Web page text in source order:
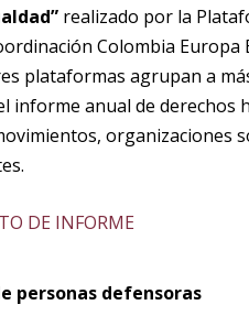
realizado por la
Colombia Europa
plataformas agrupan a
informe anual de derechos
organizaciones
DE INFORME
personas defensoras